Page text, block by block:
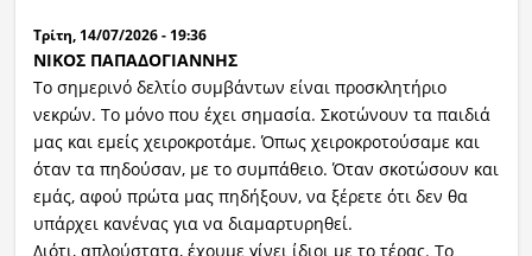
Τρίτη, 14/07/2026 - 19:36
ΝΙΚΟΣ ΠΑΠΑΔΟΓΙΑΝΝΗΣ
Tο σημερινό δελτίο συμβάντων είναι προσκλητήριο
νεκρών. Το μόνο που έχει σημασία. Σκοτώνουν τα παιδιά
μας και εμείς χειροκροτάμε. Όπως χειροκροτούσαμε και
όταν τα πηδούσαν, με το συμπάθειο. Όταν σκοτώσουν και
εμάς, αφού πρώτα μας πηδήξουν, να ξέρετε ότι δεν θα
υπάρχει κανένας για να διαμαρτυρηθεί.
Διότι, απλούστατα, έχουμε γίνει ίδιοι με το τέρας. Το